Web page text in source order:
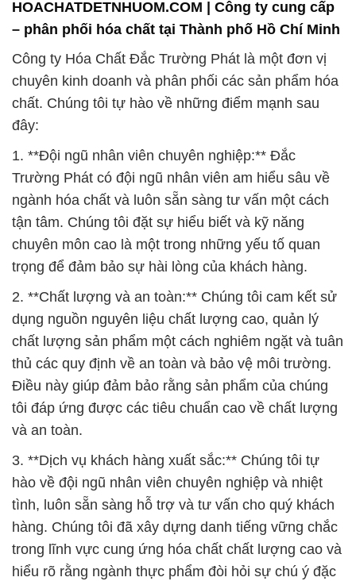
HOACHATDETNHUOM.COM | Công ty cung cấp
– phân phối hóa chất tại Thành phố Hồ Chí Minh
Công ty Hóa Chất Đắc Trường Phát là một đơn vị
chuyên kinh doanh và phân phối các sản phẩm hóa
chất. Chúng tôi tự hào về những điểm mạnh sau
đây:
1. **Đội ngũ nhân viên chuyên nghiệp:** Đắc
Trường Phát có đội ngũ nhân viên am hiểu sâu về
ngành hóa chất và luôn sẵn sàng tư vấn một cách
tận tâm. Chúng tôi đặt sự hiểu biết và kỹ năng
chuyên môn cao là một trong những yếu tố quan
trọng để đảm bảo sự hài lòng của khách hàng.
2. **Chất lượng và an toàn:** Chúng tôi cam kết sử
dụng nguồn nguyên liệu chất lượng cao, quản lý
chất lượng sản phẩm một cách nghiêm ngặt và tuân
thủ các quy định về an toàn và bảo vệ môi trường.
Điều này giúp đảm bảo rằng sản phẩm của chúng
tôi đáp ứng được các tiêu chuẩn cao về chất lượng
và an toàn.
3. **Dịch vụ khách hàng xuất sắc:** Chúng tôi tự
hào về đội ngũ nhân viên chuyên nghiệp và nhiệt
tình, luôn sẵn sàng hỗ trợ và tư vấn cho quý khách
hàng. Chúng tôi đã xây dựng danh tiếng vững chắc
trong lĩnh vực cung ứng hóa chất chất lượng cao và
hiểu rõ rằng ngành thực phẩm đòi hỏi sự chú ý đặc